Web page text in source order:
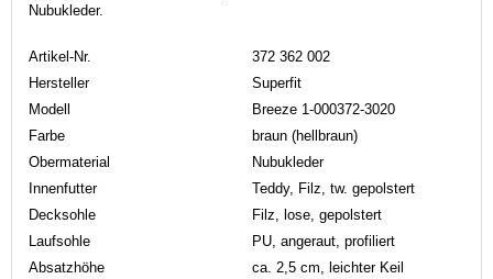
Nubukleder.
Artikel-Nr.
372 362 002
Hersteller
Superfit
Modell
Breeze 1-000372-3020
Farbe
braun (hellbraun)
Obermaterial
Nubukleder
Innenfutter
Teddy, Filz, tw. gepolstert
Decksohle
Filz, lose, gepolstert
Laufsohle
PU, angeraut, profiliert
Absatzhöhe
ca. 2,5 cm, leichter Keil